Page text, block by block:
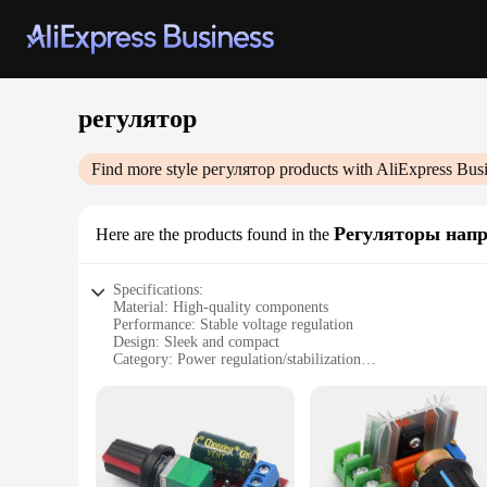
регулятор
Find more style регулятор products with AliExpress
Here are the products found in the Регуляторы
Specifications:
Material: High-quality components
Performance: Stable voltage regulation
Design: Sleek and compact
Category: Power regulation/stabilization
**Reliable Voltage Control**
The регулятор, a top-tier power regulation device, is
components ensures longevity and consistent